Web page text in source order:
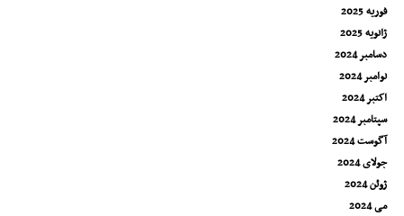
فوریه 2025
ژانویه 2025
دسامبر 2024
نوامبر 2024
اکتبر 2024
سپتامبر 2024
آگوست 2024
جولای 2024
ژوئن 2024
می 2024